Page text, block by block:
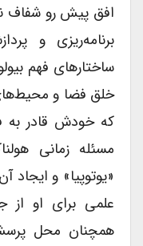
افق پیش رو شفاف
برنامه‌ریزی و
ساختارهای فهم
خلق فضا و
که خودش قادر به
مسئله زمانی
«یوتوپیا» و ایجاد
علمی برای او از
همچنان محل